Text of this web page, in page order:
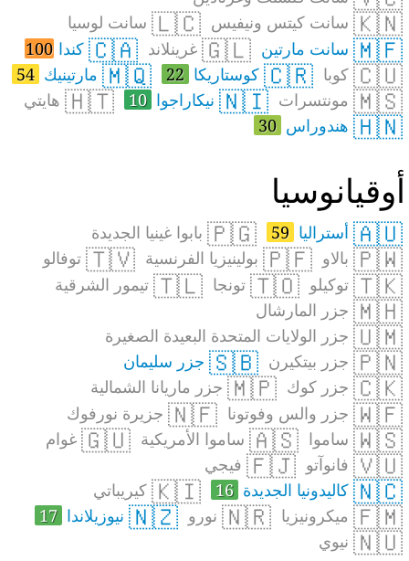
🇰🇳سانت كيتس ونيفيس 🇱🇨سانت لوسيا
🇲🇫سانت مارتين 🇬🇱غرينلاند 🇨🇦كندا 100
🇨🇺كوبا 🇨🇷كوستاريكا 22
🇲🇶مارتينيك 54
🇲🇸مونتسرات 🇳🇮نيكاراجوا 10
🇭🇹هايتي
🇭🇳هندوراس 30
أوقيانوسيا
🇦🇺أستراليا 59
🇵🇬بابوا غينيا الجديدة
🇵🇼بالاو 🇵🇫بولينيزيا الفرنسية 🇹🇻توفالو
🇹🇰توكيلو 🇹🇴تونجا 🇹🇱تيمور الشرقية
🇲🇭جزر المارشال
🇺🇲جزر الولايات المتحدة البعيدة الصغيرة
🇵🇳جزر بيتكيرن 🇸🇧جزر سليمان
🇨🇰جزر كوك 🇲🇵جزر ماريانا الشمالية
🇼🇫جزر والس وفوتونا 🇳🇫جزيرة نورفوك
🇼🇸ساموا 🇦🇸ساموا الأمريكية 🇬🇺غوام
🇻🇺فانوآتو 🇫🇯فيجي
🇳🇨كاليدونيا الجديدة 16
🇰🇮كيريباتي
🇫🇲ميكرونيزيا 🇳🇷نورو 🇳🇿نيوزيلاندا 17
🇳🇺نيوي